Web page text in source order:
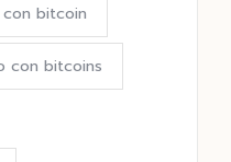
bitcoin
con bitcoins